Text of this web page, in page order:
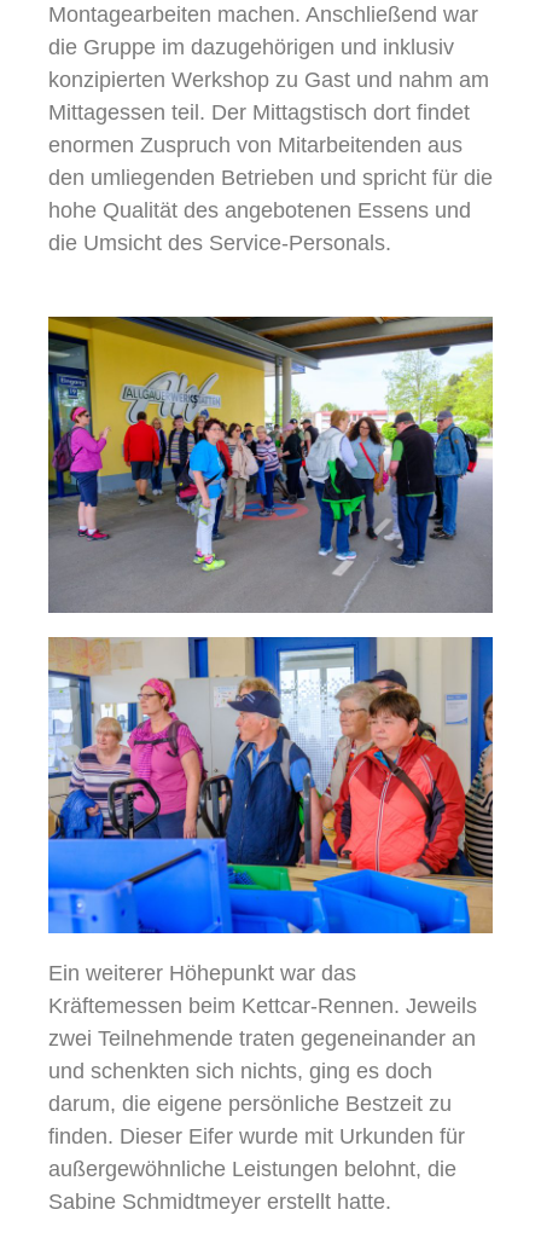
Montagearbeiten machen. Anschließend war
die Gruppe im dazugehörigen und inklusiv
konzipierten Werkshop zu Gast und nahm am
Mittagessen teil. Der Mittagstisch dort findet
enormen Zuspruch von Mitarbeitenden aus
den umliegenden Betrieben und spricht für die
hohe Qualität des angebotenen Essens und
die Umsicht des Service-Personals.
Ein weiterer Höhepunkt war das
Kräftemessen beim Kettcar-Rennen. Jeweils
zwei Teilnehmende traten gegeneinander an
und schenkten sich nichts, ging es doch
darum, die eigene persönliche Bestzeit zu
finden. Dieser Eifer wurde mit Urkunden für
außergewöhnliche Leistungen belohnt, die
Sabine Schmidtmeyer erstellt hatte.